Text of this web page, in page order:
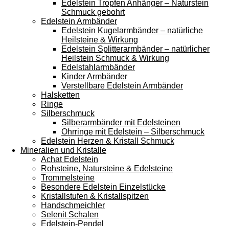
Edelstein Tropfen Anhänger – Naturstein
Schmuck gebohrt
Edelstein Armbänder
Edelstein Kugelarmbänder – natürliche
Heilsteine & Wirkung
Edelstein Splitterarmbänder – natürlicher
Heilstein Schmuck & Wirkung
Edelstahlarmbänder
Kinder Armbänder
Verstellbare Edelstein Armbänder
Halsketten
Ringe
Silberschmuck
Silberarmbänder mit Edelsteinen
Ohrringe mit Edelstein – Silberschmuck
Edelstein Herzen & Kristall Schmuck
Mineralien und Kristalle
Achat Edelstein
Rohsteine, Natursteine & Edelsteine
Trommelsteine
Besondere Edelstein Einzelstücke
Kristallstufen & Kristallspitzen
Handschmeichler
Selenit Schalen
Edelstein-Pendel